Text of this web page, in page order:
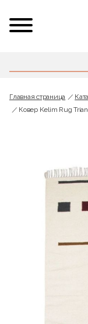
Главная страница
Ковер Kelim Rug